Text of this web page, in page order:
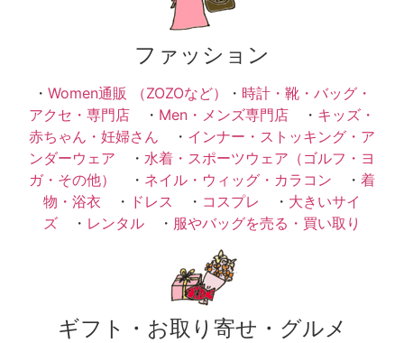
ファッション
・ Women通販 （ZOZOなど） ・ 時計・靴・バッグ・
アクセ・専門店 ・ Men・メンズ専門店 ・ キッズ・
赤ちゃん・妊婦さん ・ インナー・ストッキング・ア
ンダーウェア ・ 水着・スポーツウェア（ゴルフ・ヨ
ガ・その他）
・ ネイル・ウィッグ・カラコン ・ 着
物・浴衣 ・ ドレス ・ コスプレ ・ 大きいサイ
ズ ・ レンタル ・ 服やバッグを売る・買い取り
ギフト・お取り寄せ・グルメ